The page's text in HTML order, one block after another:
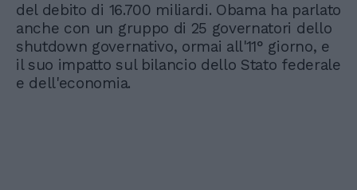
del debito di 16.700 miliardi. Obama ha parlato
anche con un gruppo di 25 governatori dello
shutdown governativo, ormai all'11° giorno, e
il suo impatto sul bilancio dello Stato federale
e dell'economia.